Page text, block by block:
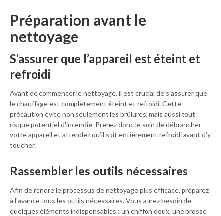
Préparation avant le
nettoyage
S’assurer que l’appareil est éteint et
refroidi
Avant de commencer le nettoyage, il est crucial de s'assurer que
le chauffage est complètement éteint et refroidi. Cette
précaution évite non seulement les brûlures, mais aussi tout
risque potentiel d'incendie. Prenez donc le soin de débrancher
votre appareil et attendez qu’il soit entièrement refroidi avant d’y
toucher.
Rassembler les outils nécessaires
Afin de rendre le processus de nettoyage plus efficace, préparez
à l'avance tous les outils nécessaires. Vous aurez besoin de
quelques éléments indispensables : un chiffon doux, une brosse